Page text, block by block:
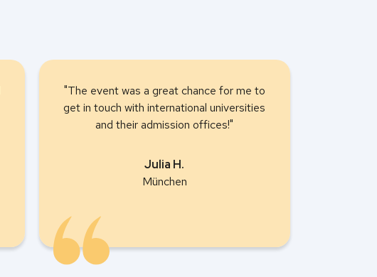
"The event was a great chance for me to
get in touch with international universities
and their admission offices!"
Julia H.
München